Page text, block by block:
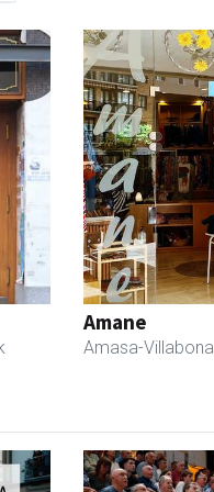
Amane
Amasa-Villabona